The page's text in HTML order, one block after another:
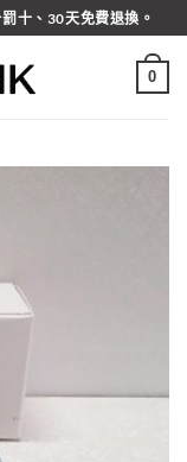
十、30天免費退換。
0